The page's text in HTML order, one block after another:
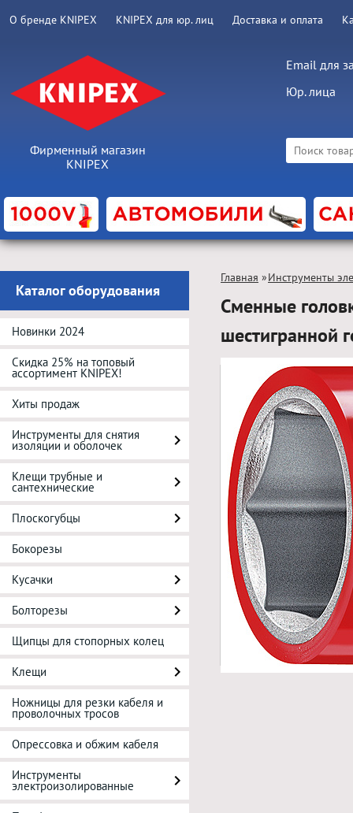
О бренде KNIPEX KNIPEX для юр. лиц Доставка и оплата
Фирменный магазин
KNIPEX
Email для
Юр. лица
Каталог оборудования
Новинки 2024
Скидка 25% на топовый
ассортимент KNIPEX!
Хиты продаж
Инструменты для снятия
изоляции и оболочек
Клещи трубные и
сантехнические
Плоскогубцы
Бокорезы
Кусачки
Болторезы
Щипцы для стопорных колец
Клещи
Ножницы для резки кабеля и
проволочных тросов
Опрессовка и обжим кабеля
Инструменты
электроизолированные
Главная »Инструменты
Сменные
шестигранной